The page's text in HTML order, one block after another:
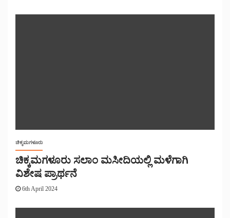
ಚಿಕ್ಕಮಗಳೂರು
ಚಿಕ್ಕಮಗಳೂರು ಸಲಾಂ ಮಸೀದಿಯಲ್ಲಿ ಮಳೆಗಾಗಿ
ವಿಶೇಷ ಪ್ರಾರ್ಥನೆ
6th April 2024